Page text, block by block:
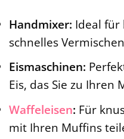
Handmixer: Ideal für
schnelles
Eismaschinen:
Eis, das Sie zu Ihren
Waffeleisen: Für
mit Ihren Muffins